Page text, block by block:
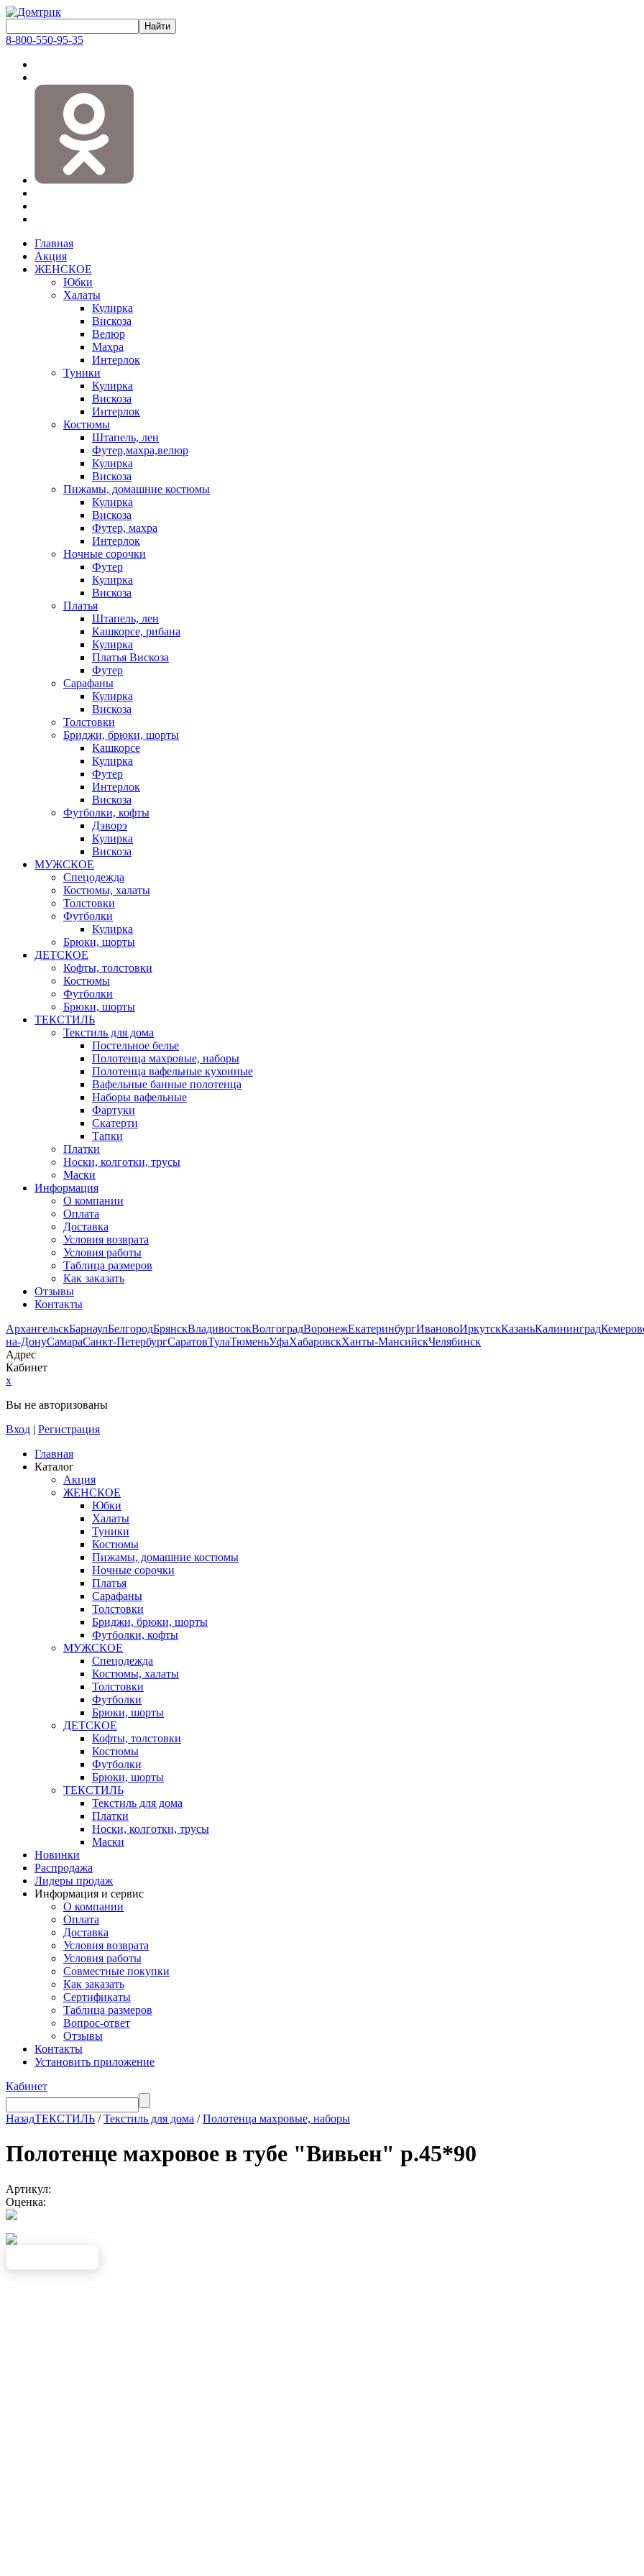
8-800-550-95-35
Главная
Акция
ЖЕНСКОЕ
Юбки
Халаты
Кулирка
Вискоза
Велюр
Махра
Интерлок
Туники
Кулирка
Вискоза
Интерлок
Костюмы
Штапель, лен
Футер,махра,велюр
Кулирка
Вискоза
Пижамы, домашние костюмы
Кулирка
Вискоза
Футер, махра
Интерлок
Ночные сорочки
Футер
Кулирка
Вискоза
Платья
Штапель, лен
Кашкорсе, рибана
Кулирка
Платья Вискоза
Футер
Сарафаны
Кулирка
Вискоза
Толстовки
Бриджи, брюки, шорты
Кашкорсе
Кулирка
Футер
Интерлок
Вискоза
Футболки, кофты
Дэворэ
Кулирка
Вискоза
МУЖСКОЕ
Спецодежда
Костюмы, халаты
Толстовки
Футболки
Кулирка
Брюки, шорты
ДЕТСКОЕ
Кофты, толстовки
Костюмы
Футболки
Брюки, шорты
ТЕКСТИЛЬ
Текстиль для дома
Постельное белье
Полотенца махровые, наборы
Полотенца вафельные кухонные
Вафельные банные полотенца
Наборы вафельные
Фартуки
Скатерти
Тапки
Платки
Носки, колготки, трусы
Маски
Информация
О компании
Оплата
Доставка
Условия возврата
Условия работы
Таблица размеров
Как заказать
Отзывы
Контакты
АрхангельскБарнаулБелгородБрянскВладивостокВолгоградВоронежЕкатеринбургИвановоИркутскКазаньКалининград
на-ДонуСамараСанкт-ПетербургСаратовТулаТюменьУфаХабаровскХанты-МансийскЧелябинск
Адрес
Кабинет
x
Вы не авторизованы
Вход | Регистрация
Главная
Каталог
Акция
ЖЕНСКОЕ
Юбки
Халаты
Туники
Костюмы
Пижамы, домашние костюмы
Ночные сорочки
Платья
Сарафаны
Толстовки
Бриджи, брюки, шорты
Футболки, кофты
МУЖСКОЕ
Спецодежда
Костюмы, халаты
Толстовки
Футболки
Брюки, шорты
ДЕТСКОЕ
Кофты, толстовки
Костюмы
Футболки
Брюки, шорты
ТЕКСТИЛЬ
Текстиль для дома
Платки
Носки, колготки, трусы
Маски
Новинки
Распродажа
Лидеры продаж
Информация и сервис
О компании
Оплата
Доставка
Условия возврата
Условия работы
Совместные покупки
Как заказать
Сертификаты
Таблица размеров
Вопрос-ответ
Отзывы
Контакты
Установить приложение
Кабинет
НазадТЕКСТИЛЬ /Текстиль для дома /Полотенца махровые, наборы
Полотенце махровое в тубе "Вивьен" р.45*90
Артикул:
Оценка: